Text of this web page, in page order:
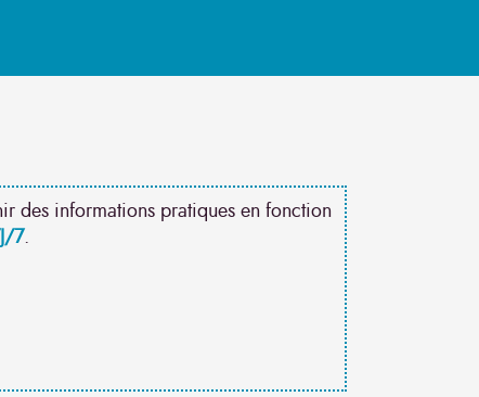
des informations pratiques en fonction
7.